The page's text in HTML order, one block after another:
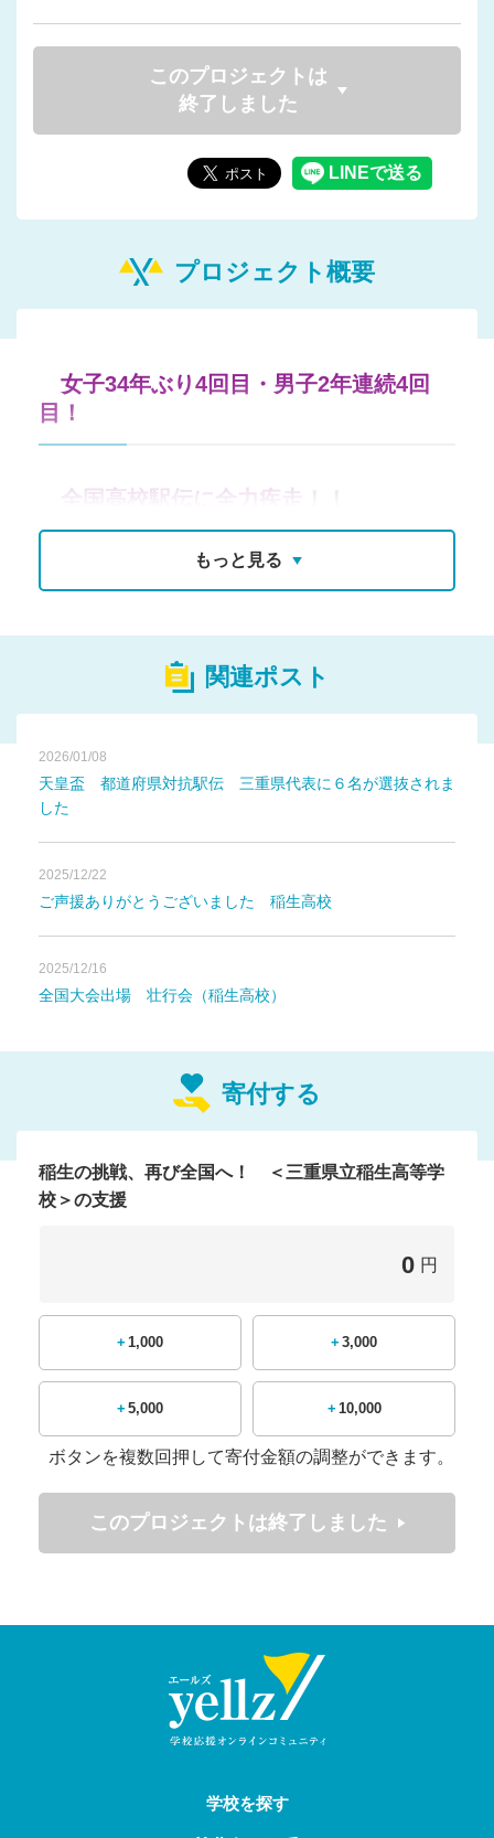
このプロジェクトは
終了しました
プロジェクト概要
女子34年ぶり4回目・男子2年連続4回
目！
全国高校駅伝に全力疾走！！
１．経緯・目的
本校陸上競技部は、令和7年11月1日（土）に開催さ
れました 「三重県高等学校駅伝競走大会」 におきま
男子は 昨年に続き2年連続、女子は 実に34年ぶりと
なる全国大会への切符です。
りました皆様のお力添えの賜物であり、部員・関係者
一同、心より御礼申し上げます。
大会は 12月21日（日）京都市内で開催され、三重県
上げてきた練習のすべてを発揮し、最後まで全力で走
等の諸費用が多岐にわたり、部員の活動を十分に支え
にございます。
つきましては、誠に恐縮ではございますが、全国大会
出場に向けた選手たちの挑戦をご支援いただきたく、
クラウドファンディングを立ち上げさせていただきま
どうぞ御協力のほど、心よりお願い申し上げます。
ます。
県からの旅費・宿泊料の支給につきましては、本大会
期間中にかかる半分程度の補助にとどまっており、皆
様の温かいご支援を賜りますよう、重ねてお願い申し
・試走に伴う交通費、宿泊費
もっと見る
関連ポスト
2026/01/08
天皇盃 都道府県対抗駅伝 三重県代表に６名が選抜されま
した
2025/12/22
ご声援ありがとうございました 稲生高校
2025/12/16
全国大会出場 壮行会（稲生高校）
寄付する
稲生の挑戦、再び全国へ！ ＜三重県立稲生高等学
校＞の支援
0 円
+1,000 +3,000
+5,000 +10,000
ボタンを複数回押して寄付金額の調整ができます。
このプロジェクトは終了しました
学校を探す